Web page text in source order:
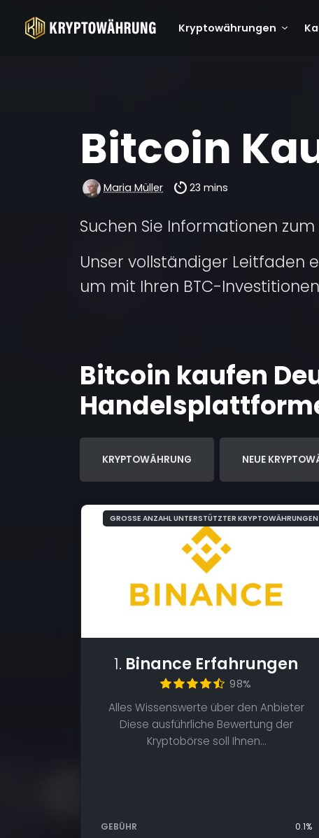
Kryptowährungen
Bitcoin
Maria Müller 23 mins
Suchen Sie Informationen
Unser vollständiger Leitfaden
um mit Ihren BTC-
Bitcoin kaufen
KRYPTOWÄHRUNG NEUE
GROSSE ANZAHL UNTERSTÜTZTER KRYPTOWÄHRUNGEN
1. Binance Erfahrungen
98%
Alles Wissenswerte über den Anbieter
Diese ausführliche Bewertung der
Kryptobörse soll Ihnen…
GEBÜHR 0.1%